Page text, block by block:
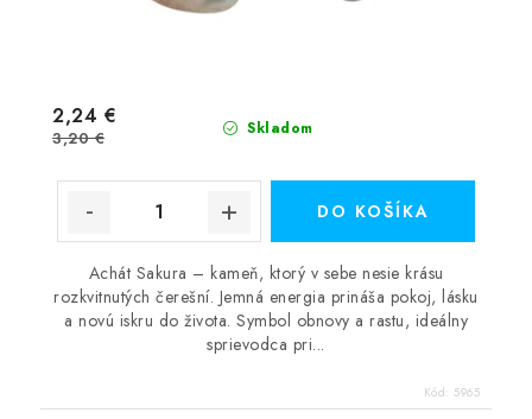
Skladom
2,24 €
3,20 €
DO KOŠÍKA
Achát Sakura – kameň, ktorý v sebe nesie krásu
rozkvitnutých čerešní. Jemná energia prináša pokoj, lásku
a novú iskru do života. Symbol obnovy a rastu, ideálny
sprievodca pri...
Kód: 5965